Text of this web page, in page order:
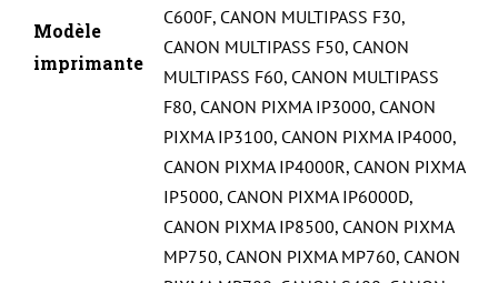
Modèle
imprimante
C600F, CANON MULTIPASS F30,
CANON MULTIPASS F50, CANON
MULTIPASS F60, CANON MULTIPASS
F80, CANON PIXMA IP3000, CANON
PIXMA IP3100, CANON PIXMA IP4000,
CANON PIXMA IP4000R, CANON PIXMA
IP5000, CANON PIXMA IP6000D,
CANON PIXMA IP8500, CANON PIXMA
MP750, CANON PIXMA MP760, CANON